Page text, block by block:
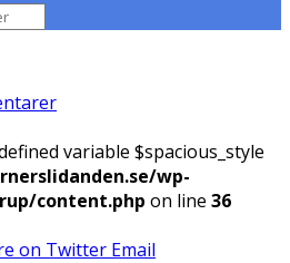
variable $spacious_style
wp-
content.php on line 36
on Twitter Email